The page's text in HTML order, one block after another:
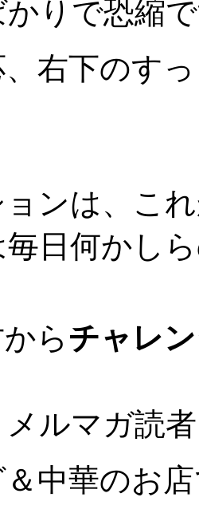
りで恐縮
右下のす
ンは、こ
毎日何かし
ら チャレ
ルマガ読
中華のお